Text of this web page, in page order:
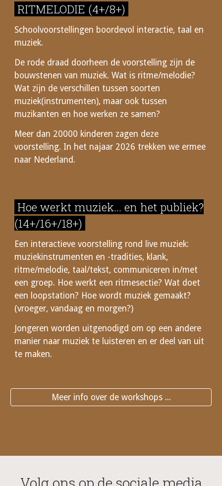
RITMELODIE (4+/8+)
Schoolvoorstellingen boordevol interactie, taal en
muziek.
De rode draad doorheen de voorstelling zijn de
bouwstenen van muziek. Wat is ritme/melodie?
Wat zijn de verschillen tussen soorten
muziek(instrumenten), maar ook tussen
muzikanten en hoe werken ze samen?
Meer dan 20000 kinderen zagen deze
voorstelling. In het najaar 2026 trekken we ermee
naar Nederland.
Hoe werkt muziek... en het publiek?
(14+/16+/18+)
Een interactieve voorstelling rond live muziek:
muziekinstrumenten en -tradities, klank,
ritme/melodie, taal/tekst, communiceren in/met
een groep. Hoe werkt een ritmesectie? Wat doet
een loopstation? Hoe wordt muziek gemaakt?
(vroeger, vandaag en morgen?)
Jongeren worden uitgenodigd om op een andere
manier naar muziek te luisteren en er deel van uit
te maken.
Meer info over de workshops ...